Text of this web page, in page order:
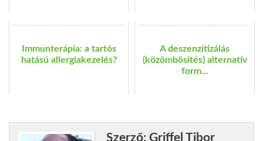
Immunterápia: a tartós
hatású allergiakezelés?
A deszenzitizálás
(közömbösítés) alternatív
form...
Szerző: Griffel Tibor